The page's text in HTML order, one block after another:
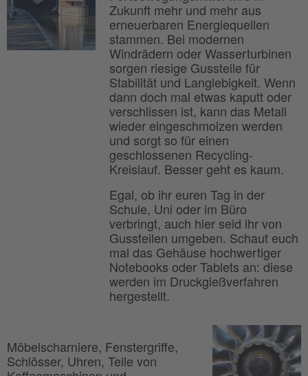
Zukunft mehr und mehr aus
erneuerbaren Energiequellen
stammen. Bei modernen
Windrädern oder Wasserturbinen
sorgen riesige Gussteile für
Stabilität und Langlebigkeit. Wenn
dann doch mal etwas kaputt oder
verschlissen ist, kann das Metall
wieder eingeschmolzen werden
und sorgt so für einen
geschlossenen Recycling-
Kreislauf. Besser geht es kaum.
Egal, ob ihr euren Tag in der
Schule, Uni oder im Büro
verbringt, auch hier seid ihr von
Gussteilen umgeben. Schaut euch
mal das Gehäuse hochwertiger
Notebooks oder Tablets an: diese
werden im Druckgießverfahren
hergestellt.
Möbelscharniere, Fenstergriffe,
Schlösser, Uhren, Teile von